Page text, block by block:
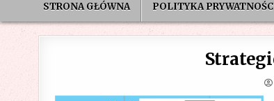
STRONA GŁÓWNA POLITYKA